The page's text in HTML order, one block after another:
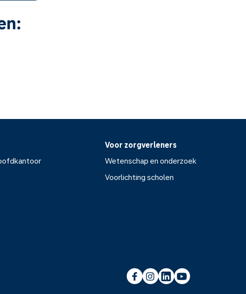
Voor zorgverleners
Wetenschap en onderzoek
Voorlichting scholen
Voorlichting scholen